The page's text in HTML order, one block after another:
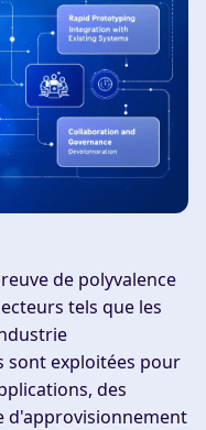
de polyvalence
tels que les
sont exploitées pour
des
d'approvisionnement